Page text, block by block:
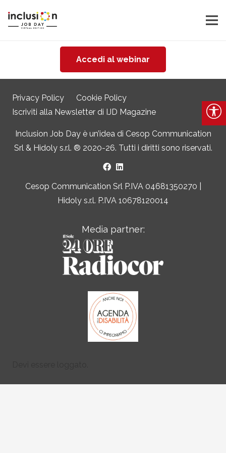
Accedi al webinar
Privacy Policy
Cookie Policy
Iscriviti alla Newsletter di IJD Magazine
Inclusion Job Day è un’idea di Cesop Communication
Srl& Hidoly s.r.l. ® 2020-26. Tutti i diritti sono riservati.
Cesop Communication Srl P.IVA 04681350270 |
Hidoly s.r.l. P.IVA 10678120014
Media partner: